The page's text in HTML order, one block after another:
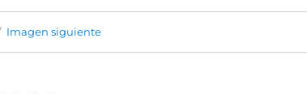
Imagen siguiente